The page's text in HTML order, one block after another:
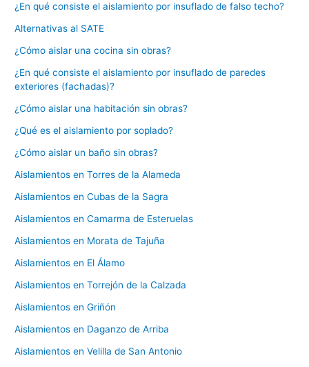
¿En qué consiste el aislamiento por insuflado de falso techo?
Alternativas al SATE
¿Cómo aislar una cocina sin obras?
¿En qué consiste el aislamiento por insuflado de paredes
exteriores (fachadas)?
¿Cómo aislar una habitación sin obras?
¿Qué es el aislamiento por soplado?
¿Cómo aislar un baño sin obras?
Aislamientos en Torres de la Alameda
Aislamientos en Cubas de la Sagra
Aislamientos en Camarma de Esteruelas
Aislamientos en Morata de Tajuña
Aislamientos en El Álamo
Aislamientos en Torrejón de la Calzada
Aislamientos en Griñón
Aislamientos en Daganzo de Arriba
Aislamientos en Velilla de San Antonio